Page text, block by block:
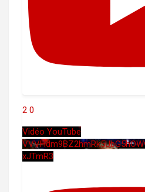
2 0
Vidéo YouTube
xJTmR3